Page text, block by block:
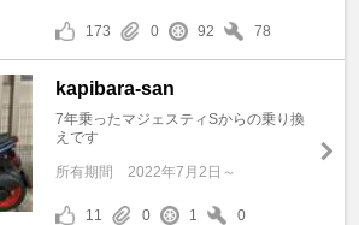
173 0 92 78
kapibara-san
7年乗ったマジェスティSからの乗り換
えです
所有期間 2022年7月2日～
11 0 1 0